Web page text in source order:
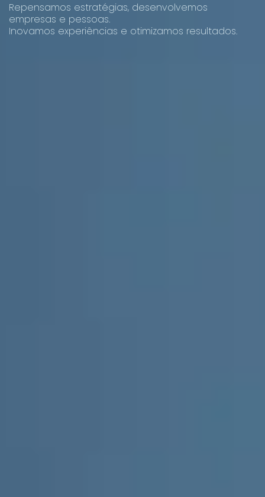
Repensamos estratégias, desenvolvemos
empresas e pessoas.
Inovamos experiências e otimizamos resultados.